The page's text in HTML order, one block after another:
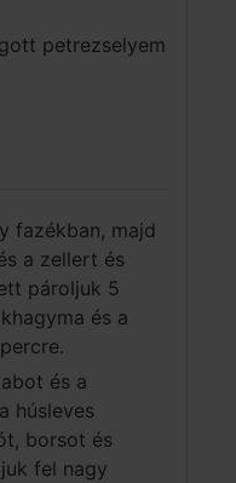
petrezselyem
fazékban, majd
a zellert és
pároljuk 5
és a
és a
húsleves
borsot és
fel nagy